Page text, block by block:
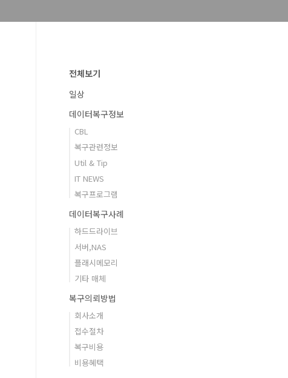
전체보기
일상
데이터복구정보
CBL
복구관련정보
Util & Tip
IT NEWS
복구프로그램
데이터복구사례
하드드라이브
서버,NAS
플래시메모리
기타 매체
복구의뢰방법
회사소개
접수절차
복구비용
비용혜택